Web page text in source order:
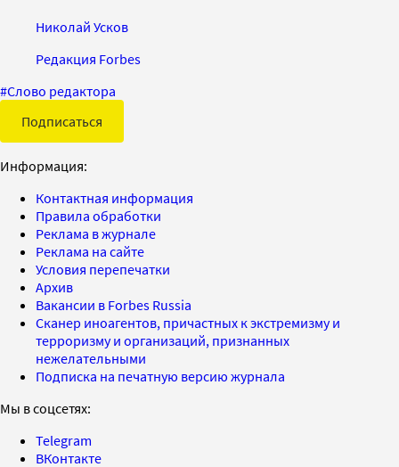
Николай Усков
Редакция Forbes
#Слово редактора
Подписаться
Информация:
Контактная информация
Правила обработки
Реклама в журнале
Реклама на сайте
Условия перепечатки
Архив
Вакансии в Forbes Russia
Сканер иноагентов, причастных к экстремизму и
терроризму и организаций, признанных
нежелательными
Подписка на печатную версию журнала
Мы в соцсетях:
Telegram
ВКонтакте